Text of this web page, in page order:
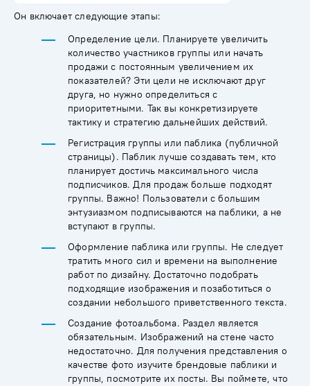
Он включает следующие этапы:
Определение цели. Планируете увеличить
количество участников группы или начать
продажи с постоянным увеличением их
показателей? Эти цели не исключают друг
друга, но нужно определиться с
приоритетными. Так вы конкретизируете
тактику и стратегию дальнейших действий.
Регистрация группы или паблика (публичной
страницы). Паблик лучше создавать тем, кто
планирует достичь максимального числа
подписчиков. Для продаж больше подходят
группы. Важно! Пользователи с большим
энтузиазмом подписываются на паблики, а не
вступают в группы.
Оформление паблика или группы. Не следует
тратить много сил и времени на выполнение
работ по дизайну. Достаточно подобрать
подходящие изображения и позаботиться о
создании небольшого приветственного текста.
Создание фотоальбома. Раздел является
обязательным. Изображений на стене часто
недостаточно. Для получения представления о
качестве фото изучите брендовые паблики и
группы, посмотрите их посты. Вы поймете, что